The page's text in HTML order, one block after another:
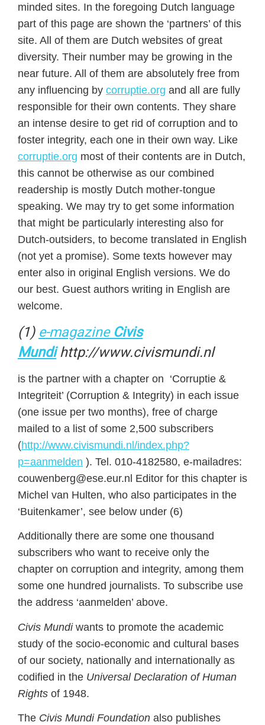
minded sites. In the foregoing Dutch language
part of this page are shown the ‘partners’ of this
site. All of them are Dutch websites of great
diversity. Their number may be growing in the
near future. All of them are absolutely free from
any influencing by corruptie.org and all are fully
responsible for their own contents. They share
an intense desire to get rid of corruption and to
foster integrity, each one in their own way. Like
corruptie.org most of their contents are in Dutch,
this cannot be otherwise as our combined
readership is mostly Dutch mother-tongue
speaking. We may try to get some information
that might be particularly interesting also for
Dutch-outsiders, to become translated in English
(not yet a promise). Some texts however may
enter also in original English versions. We do
our best. Guest authors writing in English are
welcome.
(1) e-magazine Civis
Mundihttp://www.civismundi.nl
is the partner with a chapter on ‘Corruptie &
Integriteit’ (Corruption & Integrity) in each issue
(one issue per two months), free of charge
mailed to a list of some 2,500 subscribers
(http://www.civismundi.nl/index.php?
p=aanmelden ). Tel. 010-4182580, e-mailadres:
couwenberg@ese.eur.nl Editor for this chapter is
Michel van Hulten, who also participates in the
‘Buitenkamer’, see below under (6)
Additionally there are some one thousand
subscribers who want to receive only the
chapter on corruption and integrity, among them
some one hundred journalists. To subscribe use
the address ‘aanmelden’ above.
Civis Mundiwants to promote the academic
study of the socio-economic and cultural bases
of our society, nationally and internationally as
codified in the Universal Declaration of Human
Rights of 1948.
The Civis Mundi Foundation also publishes